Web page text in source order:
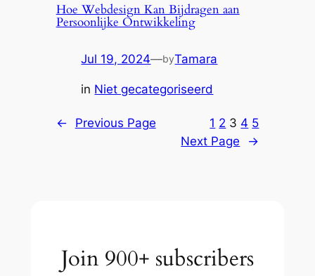
Hoe Webdesign Kan Bijdragen aan
Persoonlijke Ontwikkeling
Jul 19, 2024—byTamara
in Niet gecategoriseerd
← Previous Page 1 2 3 4 5
Next Page
→
Join 900+ subscribers